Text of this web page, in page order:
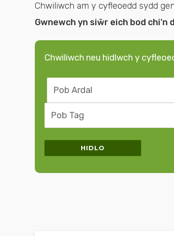
Chwiliwch am y cyfleoedd sydd
Gwnewch yn siŵr eich bod chi'n
Chwiliwch neu hidlwch y
Chwilio